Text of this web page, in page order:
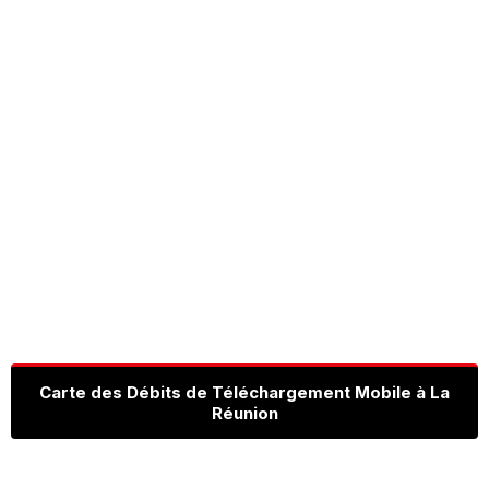
Carte des Débits de Téléchargement Mobile à La
Réunion